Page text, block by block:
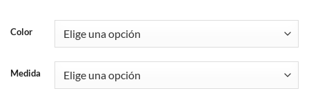
Color
Medida